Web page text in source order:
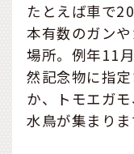
たとえば車で
本有数のガン
場所。例年11
然記念物に指
か、トモエガ
水鳥が集まりま